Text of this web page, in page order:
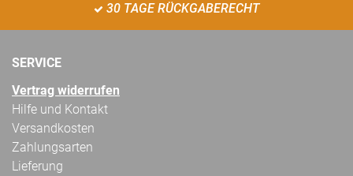
30 TAGE RÜCKGABERECHT
SERVICE
Vertrag widerrufen
Hilfe und Kontakt
Versandkosten
Zahlungsarten
Lieferung